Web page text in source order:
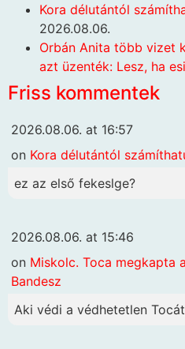
Kora délutántól
2026.08.06.
Orbán Anita több vizet
azt üzenték: Lesz, ha
Friss kommentek
2026.08.06. at 16:57
on Kora délutántól
ez az első fekeslge?
2026.08.06. at 15:46
on Miskolc. Toca megkapta
Bandesz
Aki védi a védhetetlen